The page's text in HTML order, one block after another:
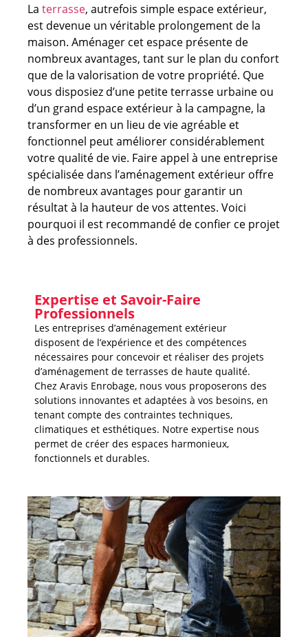
La terrasse, autrefois simple espace extérieur,
est devenue un véritable prolongement de la
maison. Aménager cet espace présente de
nombreux avantages, tant sur le plan du confort
que de la valorisation de votre propriété. Que
vous disposiez d’une petite terrasse urbaine ou
d’un grand espace extérieur à la campagne, la
transformer en un lieu de vie agréable et
fonctionnel peut améliorer considérablement
votre qualité de vie. Faire appel à une entreprise
spécialisée dans l’aménagement extérieur offre
de nombreux avantages pour garantir un
résultat à la hauteur de vos attentes. Voici
pourquoi il est recommandé de confier ce projet
à des professionnels.
Expertise et Savoir-Faire
Professionnels
Les entreprises d’aménagement extérieur
disposent de l’expérience et des compétences
nécessaires pour concevoir et réaliser des projets
d’aménagement de terrasses de haute qualité.
Chez Aravis Enrobage, nous vous proposerons des
solutions innovantes et adaptées à vos besoins, en
tenant compte des contraintes techniques,
climatiques et esthétiques. Notre expertise nous
permet de créer des espaces harmonieux,
fonctionnels et durables.